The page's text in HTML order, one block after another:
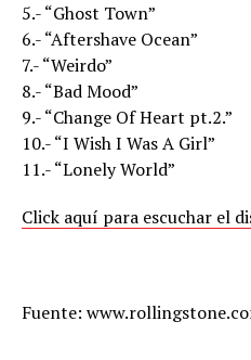
5.- “Ghost Town”
6.- “Aftershave Ocean”
7.- “Weirdo”
8.- “Bad Mood”
9.- “Change Of Heart pt.2.”
10.- “I Wish I Was A Girl”
11.- “Lonely World”
Click aquí para escuchar el
Fuente: